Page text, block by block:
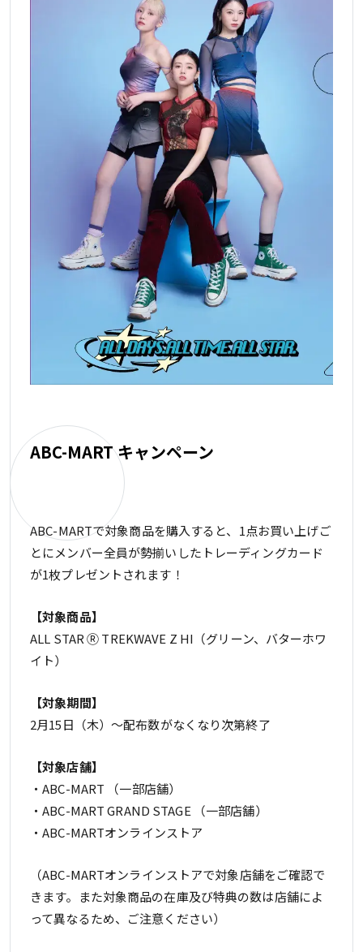
ABC-MART キャンペーン
ABC-MARTで対象商品を購入すると、1点お買い上げご
とにメンバー全員が勢揃いしたトレーディングカード
が1枚プレゼントされます！
【対象商品】
ALL STAR Ⓡ TREKWAVE Z HI（グリーン、バターホワ
イト）
【対象期間】
2月15日（木）～配布数がなくなり次第終了
【対象店舗】
・ABC-MART （一部店舗）
・ABC-MART GRAND STAGE （一部店舗）
・ABC-MARTオンラインストア
（ABC-MARTオンラインストアで対象店舗をご確認で
きます。また対象商品の在庫及び特典の数は店舗によ
って異なるため、ご注意ください）